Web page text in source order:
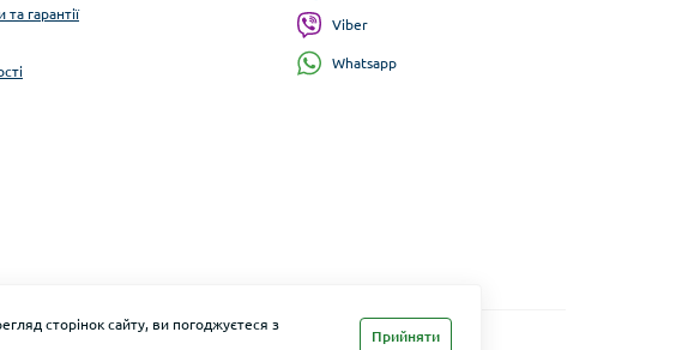
гарантії
Viber
Whatsapp
сторінок сайту, ви погоджуєтеся з
Прийняти